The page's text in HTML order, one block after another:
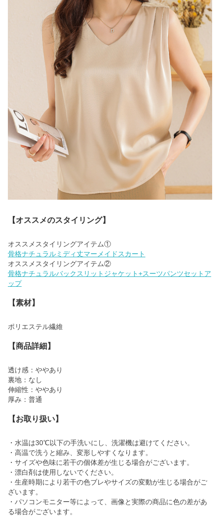
【オススメのスタイリング】
骨格ナチュラルミディ丈マーメイドスカート
骨格ナチュラルバックスリットジャケット+スーツパンツセットア
ップ
【素材】
ポリエステル繊維
【商品詳細】
透け感：ややあり
裏地：なし
伸縮性：ややあり
厚み：普通
【お取り扱い】
・水温は30℃以下の手洗いにし、洗濯機は避けてください。
・高温で洗うと縮み、変形しやすくなります。
・サイズや色味に若干の個体差が生じる場合がございます。
・漂白剤は使用しないでください。
・生産時期により若干の色ブレやサイズの変動が生じる場合がご
ざいます。
・パソコンモニター等によって、画像と実際の商品に色の差があ
る場合がございます。